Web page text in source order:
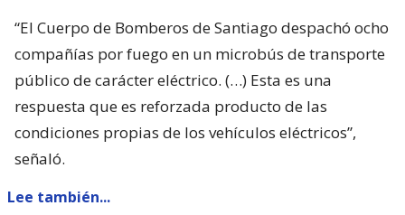
“El Cuerpo de Bomberos de Santiago despachó ocho
compañías por fuego en un microbús de transporte
público de carácter eléctrico. (…) Esta es una
respuesta que es reforzada producto de las
condiciones propias de los vehículos eléctricos”,
señaló.
Lee también...